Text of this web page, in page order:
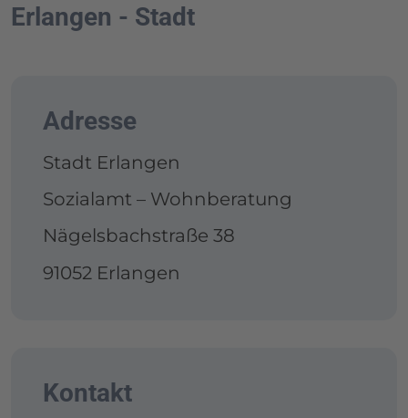
Erlangen - Stadt
Adresse
Stadt Erlangen
Sozialamt – Wohnberatung
Nägelsbachstraße 38
91052 Erlangen
Kontakt